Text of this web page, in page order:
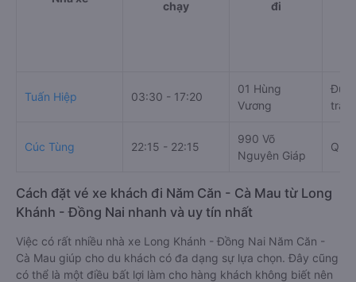
chạy đi
Tuấn Hiệp 03:30 - 17:20
01 Hùng
Vương
trấn
Cúc Tùng 22:15 - 22:15
990 Võ
Nguyên Giáp
Cách đặt vé xe khách đi Năm Căn - Cà Mau từ Long
Khánh - Đồng Nai nhanh và uy tín nhất
Việc có rất nhiều nhà xe Long Khánh - Đồng Nai Năm Căn -
Cà Mau giúp cho du khách có đa dạng sự lựa chọn. Đây cũng
có thể là một điều bất lợi làm cho hàng khách không biết nên